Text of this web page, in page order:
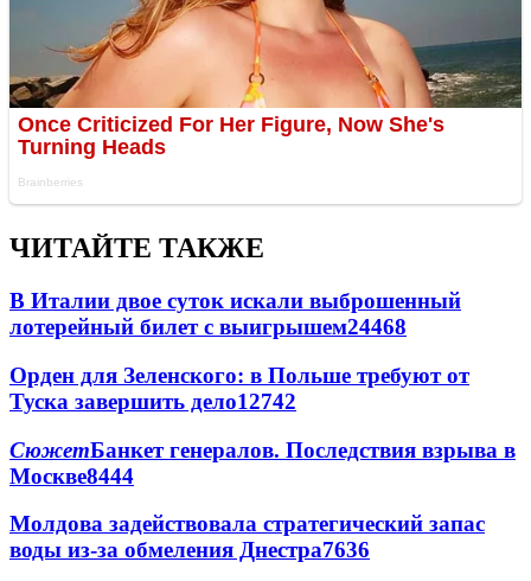
ЧИТАЙТЕ ТАКЖЕ
В Италии двое суток искали выброшенный
лотерейный билет с выигрышем24468
Орден для Зеленского: в Польше требуют от
Туска завершить дело12742
СюжетБанкет генералов. Последствия взрыва в
Москве8444
Молдова задействовала стратегический запас
воды из-за обмеления Днестра7636